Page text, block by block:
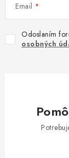
Email
Odoslaním
osobných